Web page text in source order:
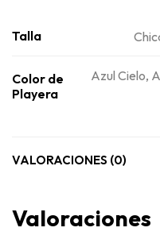
Talla
Color de
Playera
Azul Cielo,
VALORACIONES (0)
Valoraciones